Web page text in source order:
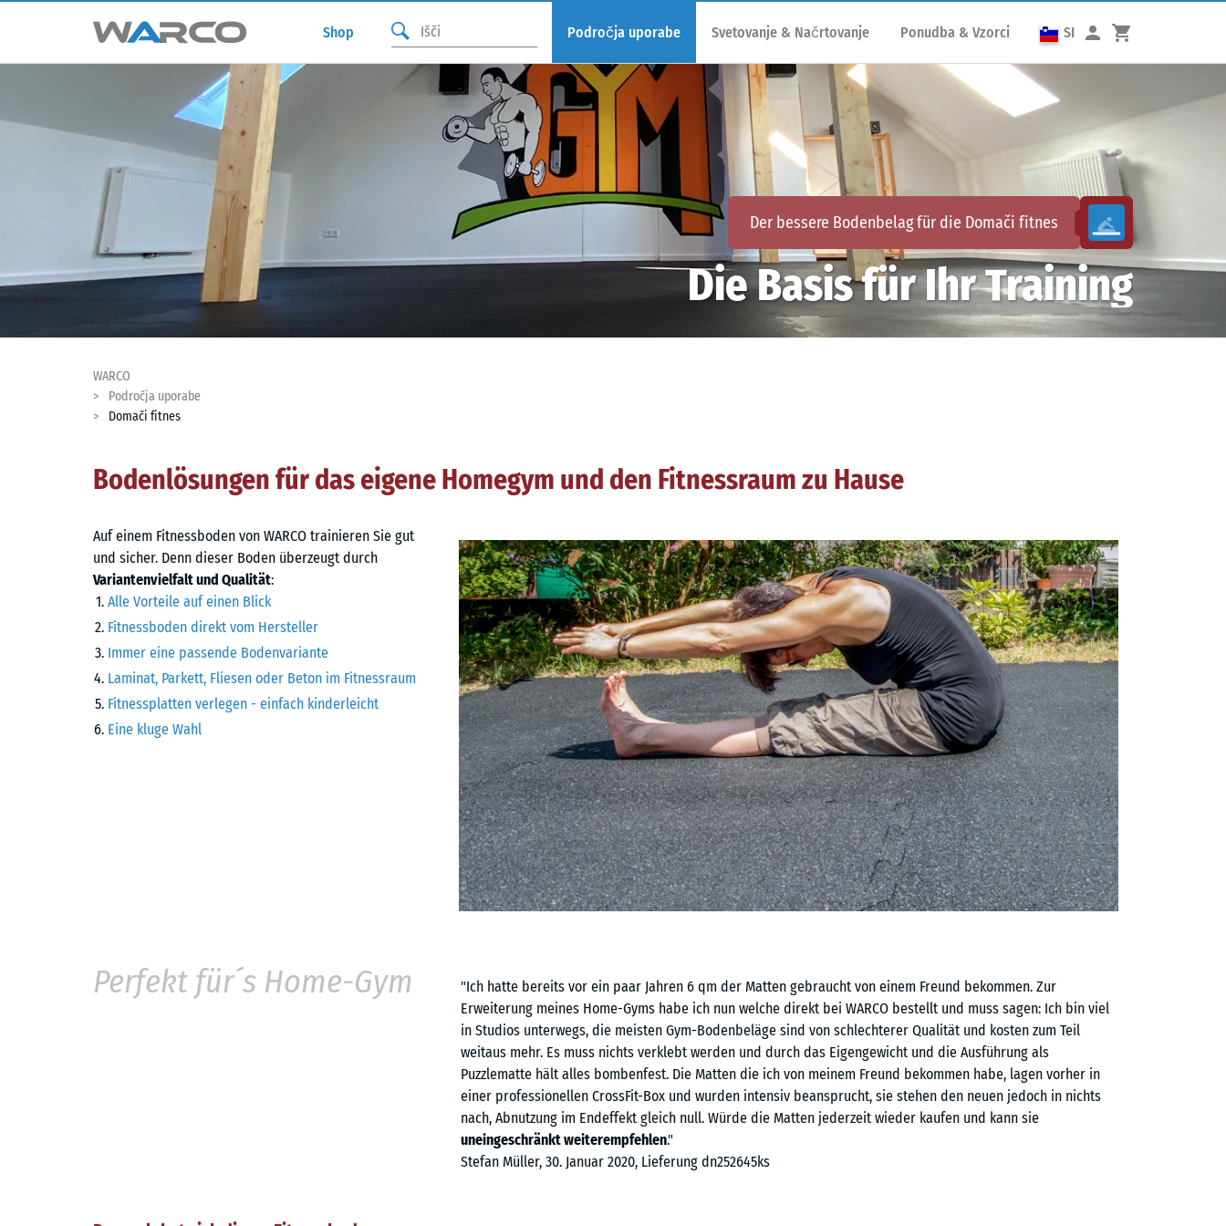
Shop Področja uporabe Svetovanje & Načrtovanje Ponudba & Vzorci SI
Der bessere Bodenbelag für die Domači fitnes
Die Basis für Ihr Training
WARCO
Področja uporabe
Domači fitnes
Bodenlösungen für das eigene Homegym und den Fitnessraum zu Hause
Auf einem Fitnessboden von WARCO trainieren Sie gut
und sicher. Denn dieser Boden überzeugt durch
Variantenvielfalt und Qualität:
Alle Vorteile auf einen Blick
Fitnessboden direkt vom Hersteller
Immer eine passende Bodenvariante
Laminat, Parkett, Fliesen oder Beton im Fitnessraum
Fitnessplatten verlegen - einfach kinderleicht
Eine kluge Wahl
Perfekt für´s Home-Gym
"Ich hatte bereits vor ein paar Jahren 6 qm der Matten gebraucht von einem Freund bekommen. Zur
Erweiterung meines Home-Gyms habe ich nun welche direkt bei WARCO bestellt und muss sagen: Ich bin viel
in Studios unterwegs, die meisten Gym-Bodenbeläge sind von schlechterer Qualität und kosten zum Teil
weitaus mehr. Es muss nichts verklebt werden und durch das Eigengewicht und die Ausführung als
Puzzlematte hält alles bombenfest. Die Matten die ich von meinem Freund bekommen habe, lagen vorher in
einer professionellen CrossFit-Box und wurden intensiv beansprucht, sie stehen den neuen jedoch in nichts
nach, Abnutzung im Endeffekt gleich null. Würde die Matten jederzeit wieder kaufen und kann sie
uneingeschränkt weiterempfehlen."
Stefan Müller, 30. Januar 2020, Lieferung dn252645ks